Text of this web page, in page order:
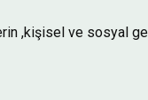
,kişisel ve sosyal